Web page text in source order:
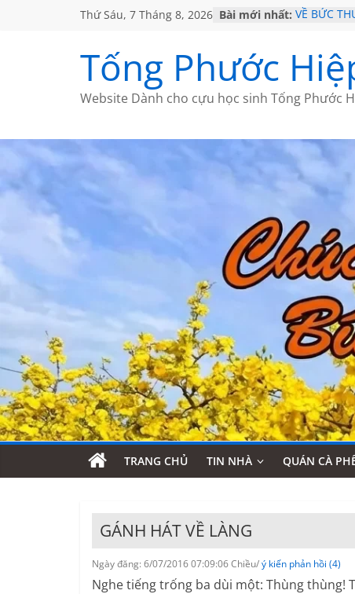
Thứ Sáu, 7 Tháng 8, 2026 Bài mới nhất: VỀ BỨC
MỘT ĐỜI
SÁCH
BẤT CHỢT
CÀ PHÊ
Tống Phước
Website Dành cho cựu học sinh Tống Phước
TRANG CHỦ TIN NHÀ QUÁN CÀ
GÁNH HÁT VỀ LÀNG
Ngày đăng: 6/07/2016 07:09:06 Chiều/ý kiến phản hồi (4)
Nghe tiếng trống ba dùi một: Thùng